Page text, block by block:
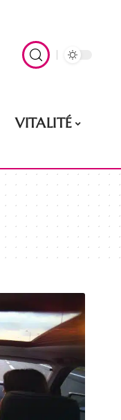
VITALITÉ